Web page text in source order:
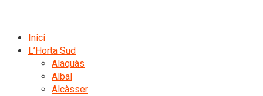
Inici
L’Horta Sud
Alaquàs
Albal
Alcàsser